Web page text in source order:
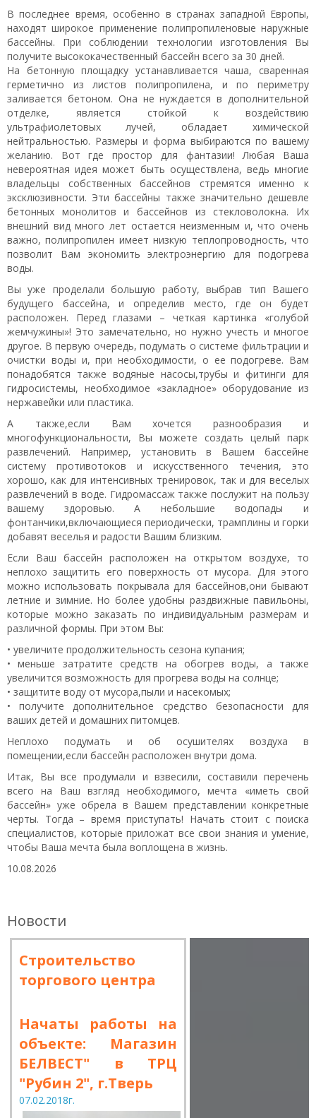
В последнее время, особенно в странах западной Европы,
находят широкое применение полипропиленовые наружные
бассейны. При соблюдении технологии изготовления Вы
получите высококачественный бассейн всего за 30 дней.
На бетонную площадку устанавливается чаша, сваренная
герметично из листов полипропилена, и по периметру
заливается бетоном. Она не нуждается в дополнительной
отделке, является стойкой к воздействию
ультрафиолетовых лучей, обладает химической
нейтральностью. Размеры и форма выбираются по вашему
желанию. Вот где простор для фантазии! Любая Ваша
невероятная идея может быть осуществлена, ведь многие
владельцы собственных бассейнов стремятся именно к
эксклюзивности. Эти бассейны также значительно дешевле
бетонных монолитов и бассейнов из стекловолокна. Их
внешний вид много лет остается неизменным и, что очень
важно, полипропилен имеет низкую теплопроводность, что
позволит Вам экономить электроэнергию для подогрева
воды.
Вы уже проделали большую работу, выбрав тип Вашего
будущего бассейна, и определив место, где он будет
расположен. Перед глазами – четкая картинка «голубой
жемчужины»! Это замечательно, но нужно учесть и многое
другое. В первую очередь, подумать о системе фильтрации и
очистки воды и, при необходимости, о ее подогреве. Вам
понадобятся также водяные насосы,трубы и фитинги для
гидросистемы, необходимое «закладное» оборудование из
нержавейки или пластика.
А также,если Вам хочется разнообразия и
многофункциональности, Вы можете создать целый парк
развлечений. Например, установить в Вашем бассейне
систему противотоков и искусственного течения, это
хорошо, как для интенсивных тренировок, так и для веселых
развлечений в воде. Гидромассаж также послужит на пользу
вашему здоровью. А небольшие водопады и
фонтанчики,включающиеся периодически, трамплины и горки
добавят веселья и радости Вашим близким.
Если Ваш бассейн расположен на открытом воздухе, то
неплохо защитить его поверхность от мусора. Для этого
можно использовать покрывала для бассейнов,они бывают
летние и зимние. Но более удобны раздвижные павильоны,
которые можно заказать по индивидуальным размерам и
различной формы. При этом Вы:
• увеличите продолжительность сезона купания;
• меньше затратите средств на обогрев воды, а также
увеличится возможность для прогрева воды на солнце;
• защитите воду от мусора,пыли и насекомых;
• получите дополнительное средство безопасности для
ваших детей и домашних питомцев.
Неплохо подумать и об осушителях воздуха в
помещении,если бассейн расположен внутри дома.
Итак, Вы все продумали и взвесили, составили перечень
всего на Ваш взгляд необходимого, мечта «иметь свой
бассейн» уже обрела в Вашем представлении конкретные
черты. Тогда – время приступать! Начать стоит с поиска
специалистов, которые приложат все свои знания и умение,
чтобы Ваша мечта была воплощена в жизнь.
10.08.2026
Новости
Строительство
торгового центра
Начаты работы на
объекте: Магазин
БЕЛВЕСТ" в ТРЦ
"Рубин 2", г.Тверь
07.02.2018г.